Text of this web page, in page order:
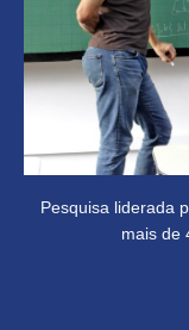
Pesquisa liderada
mais de